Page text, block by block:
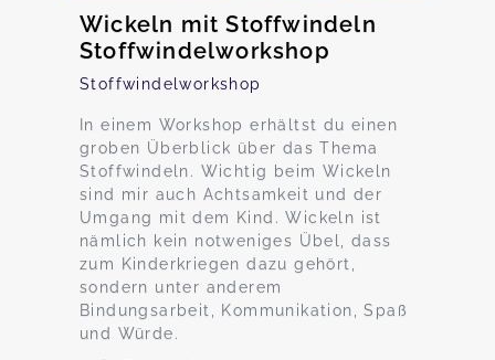
Wickeln mit Stoffwindeln
Stoffwindelworkshop
Stoffwindelworkshop
In einem Workshop erhältst du einen
groben Überblick über das Thema
Stoffwindeln. Wichtig beim Wickeln
sind mir auch Achtsamkeit und der
Umgang mit dem Kind. Wickeln ist
nämlich kein notweniges Übel, dass
zum Kinderkriegen dazu gehört,
sondern unter anderem
Bindungsarbeit, Kommunikation, Spaß
und Würde.